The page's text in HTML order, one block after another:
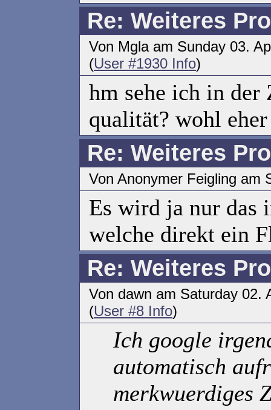
Re: Weiteres
Von Mgla am Sunday 03.
(User #1930 Info)
hm sehe ich in der
qualität? wohl
Re: Weiteres
Von Anonymer Feigling am
Es wird ja nur das
welche direkt ein
Re: Weiteres
Von dawn am Saturday 02.
(User #8 Info)
Ich google
automatisch
merkwuerdiges